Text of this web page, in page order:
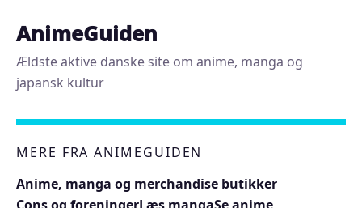
AnimeGuiden
Ældste aktive danske site om anime, manga og
japansk kultur
MERE FRA ANIMEGUIDEN
Anime, manga og merchandise butikker